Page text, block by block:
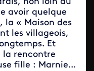
non loin du
avoir quelque
la « Maison des
les villageois,
Et
la rencontre
fille : Marnie...